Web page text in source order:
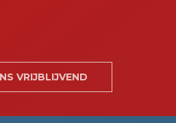
VRIJBLIJVEND